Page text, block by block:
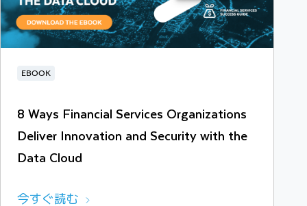
EBOOK
8 Ways Financial Services Organizations
Deliver Innovation and Security with the
Data Cloud
今すぐ読む